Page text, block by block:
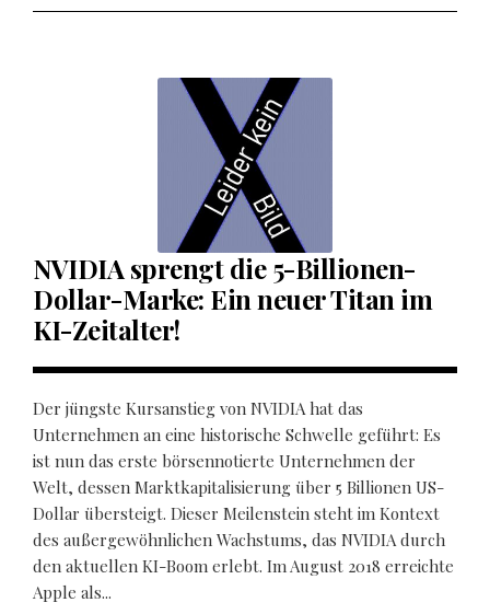
NVIDIA sprengt die 5-Billionen-
Dollar-Marke: Ein neuer Titan im
KI-Zeitalter!
Der jüngste Kursanstieg von NVIDIA hat das
Unternehmen an eine historische Schwelle geführt: Es
ist nun das erste börsennotierte Unternehmen der
Welt, dessen Marktkapitalisierung über 5 Billionen US-
Dollar übersteigt. Dieser Meilenstein steht im Kontext
des außergewöhnlichen Wachstums, das NVIDIA durch
den aktuellen KI-Boom erlebt. Im August 2018 erreichte
Apple als...